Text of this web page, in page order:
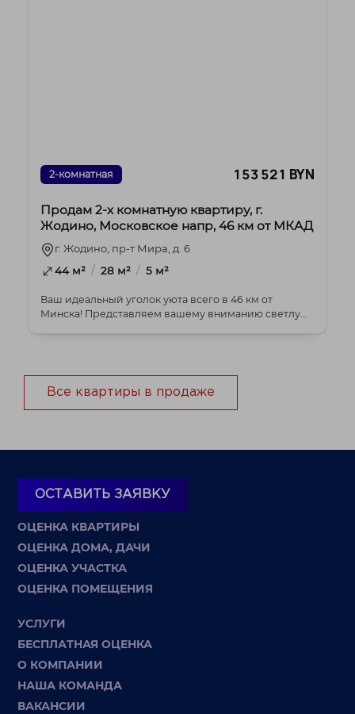
2-комнатная 153 521 BYN
Продам 2-х комнатную квартиру, г.
Жодино, Московское напр, 46 км от МКАД
г. Жодино, пр-т Мира, д. 6
44 м² / 28 м² / 5 м²
Ваш идеальный уголок уюта всего в 46 км от
Минска! Представляем вашему вниманию светлую
Все квартиры в продаже
ОСТАВИТЬ ЗАЯВКУ
ОЦЕНКА КВАРТИРЫ
ОЦЕНКА ДОМА, ДАЧИ
ОЦЕНКА УЧАСТКА
ОЦЕНКА ПОМЕЩЕНИЯ
УСЛУГИ
БЕСПЛАТНАЯ ОЦЕНКА
О КОМПАНИИ
НАША КОМАНДА
ВАКАНСИИ